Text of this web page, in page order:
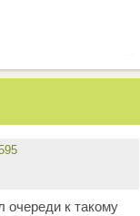
очереди к такому